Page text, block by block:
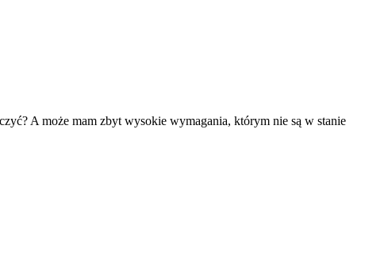
A może mam zbyt wysokie wymagania, którym nie są w stanie